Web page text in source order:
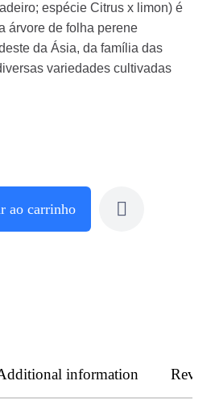
espécie Citrus x limon) é
árvore de folha perene
da Ásia, da família das
variedades cultivadas
ao carrinho
information